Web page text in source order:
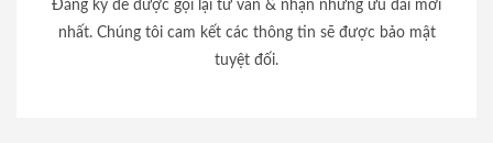
Đăng ký để được gọi lại tư vấn & nhận những ưu đãi mới
nhất. Chúng tôi cam kết các thông tin sẽ được bảo mật
tuyệt đối.